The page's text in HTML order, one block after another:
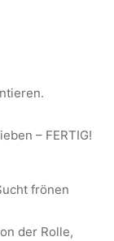
– FERTIG!
frönen
der Rolle,